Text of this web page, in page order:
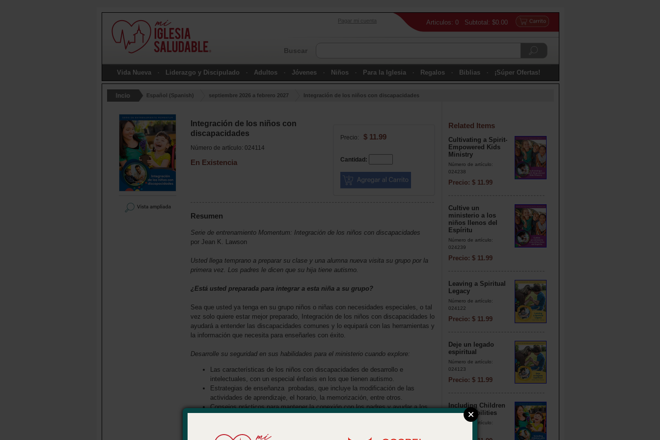
Articulos: 0 Subtotal: $0.00
Pagar mi cuenta
Buscar
Vida Nueva Liderazgo y Discipulado Adultos Jóvenes Niños Para la Iglesia Regalos Biblias ¡Súper Ofertas!
Español (Spanish) septiembre 2026 a febrero 2027 Integración de los niños con discapacidades
Integración de los niños con
discapacidades
Número de artículo: 024114
En Existencia
Precio: $ 11.99
Cantidad:
Resumen
Serie de entrenamiento Momentum: Integración de los niños con discapacidades
por Jean K. Lawson
Usted llega temprano a preparar su clase y una alumna nueva visita su grupo por la
primera vez. Los padres le dicen que su hija tiene autismo.
¿Está usted preparada para integrar a esta niña a su grupo?
Sea que usted ya tenga en su grupo niños o niñas con necesidades especiales, o tal
vez solo quiere estar mejor preparado, Integración de los niños con discapacidades lo
ayudará a entender las discapacidades comunes y lo equipará con las herramientas y
la información que necesita para enseñarles con éxito.
Desarrolle su seguridad en sus habilidades para el ministerio cuando explore:
Las características de los niños con discapacidades de desarrollo e
intelectuales, con un especial énfasis en los que tienen autismo.
Estrategias de enseñanza probadas, que incluye la modificación de las
actividades de aprendizaje, el horario, la memorización, entre otros.
Consejos prácticos para mantener la conexión con los padres y ayudar a los
Related Items
Cultivating a Spirit-
Empowered Kids
Ministry
Número de artículo:
024238
Precio: $ 11.99
Cultive un
ministerio a los
niños llenos del
Espíritu
Número de artículo:
024239
Precio: $ 11.99
Leaving a Spiritual
Legacy
Número de artículo:
024122
Precio: $ 11.99
Deje un legado
espiritual
Número de artículo:
024123
Precio: $ 11.99
Including Children
with Disabilities
Número de artículo: